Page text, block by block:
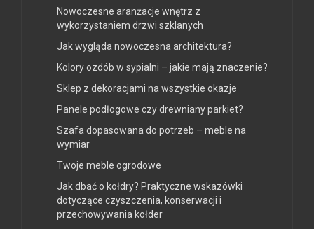
Nowoczesne aranżacje wnętrz z
wykorzystaniem drzwi szklanych
Jak wygląda nowoczesna architektura?
Kolory ozdób w sypialni – jakie mają znaczenie?
Sklep z dekoracjami na wszystkie okazje
Panele podłogowe czy drewniany parkiet?
Szafa dopasowana do potrzeb – meble na
wymiar
Twoje meble ogrodowe
Jak dbać o kołdry? Praktyczne wskazówki
dotyczące czyszczenia, konserwacji i
przechowywania kołder